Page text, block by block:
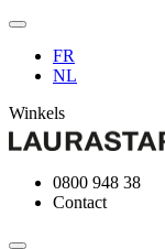
FR
NL
Winkels
0800 948 38
Contact